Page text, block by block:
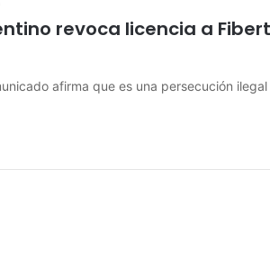
revoca licencia a
afirma que es una persecución